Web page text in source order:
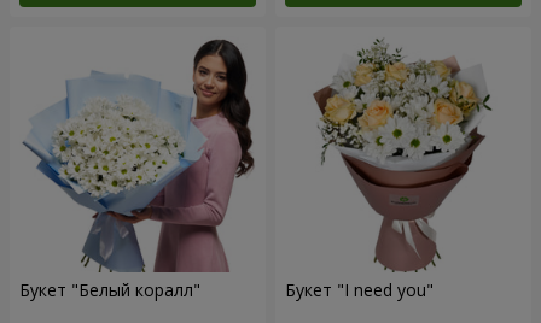
Букет "Белый коралл" Букет "I need you"